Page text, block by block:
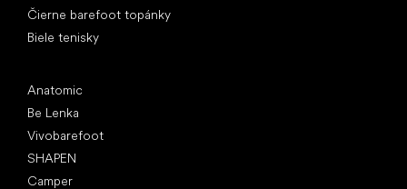
Čierne barefoot topánky
Biele tenisky
Anatomic
Be Lenka
Vivobarefoot
SHAPEN
Camper